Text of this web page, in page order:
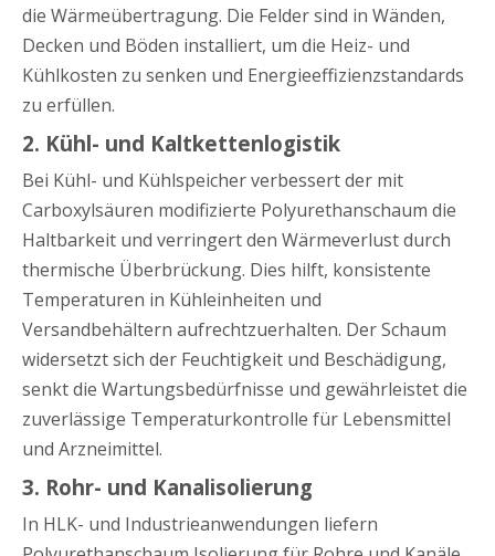
die Wärmeübertragung. Die Felder sind in Wänden,
Decken und Böden installiert, um die Heiz- und
Kühlkosten zu senken und Energieeffizienzstandards
zu erfüllen.
2. Kühl- und Kaltkettenlogistik
Bei Kühl- und Kühlspeicher verbessert der mit
Carboxylsäuren modifizierte Polyurethanschaum die
Haltbarkeit und verringert den Wärmeverlust durch
thermische Überbrückung. Dies hilft, konsistente
Temperaturen in Kühleinheiten und
Versandbehältern aufrechtzuerhalten. Der Schaum
widersetzt sich der Feuchtigkeit und Beschädigung,
senkt die Wartungsbedürfnisse und gewährleistet die
zuverlässige Temperaturkontrolle für Lebensmittel
und Arzneimittel.
3. Rohr- und Kanalisolierung
In HLK- und Industrieanwendungen liefern